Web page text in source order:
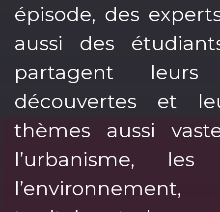
épisode, des
aussi des
partagent leurs
découvertes et
thèmes aussi
l’urbanisme, les